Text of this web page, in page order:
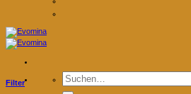
Suchen
nach:
Filter